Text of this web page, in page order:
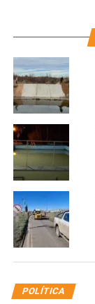
POLÍTICA